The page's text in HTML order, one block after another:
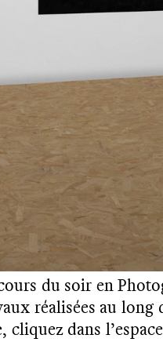
du soir en
réalisées au long
dans